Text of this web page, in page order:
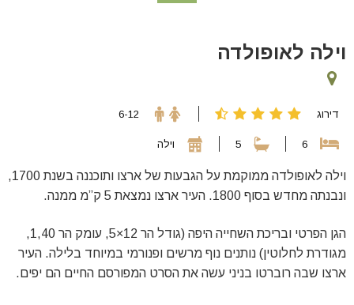
וילה לאופולדה
דירוג 6-12
וילה לאופולדה ממוקמת על הגבעות של ארצו ותוכננה בשנת 1700,
ונבנתה מחדש בסוף 1800. העיר ארצו נמצאת 5 ק”מ ממנה.
הגן הפרטי ובריכת השחייה היפה (גודל הר 12×5, עומק הר 1,40,
מגודרת לחלוטין) נותנים נוף מרשים ופנורמי במיוחד בלילה. העיר
ארצו שבה רוברטו בניני עשה את הסרט המפורסם החיים הם יפים.
6
5 וילה